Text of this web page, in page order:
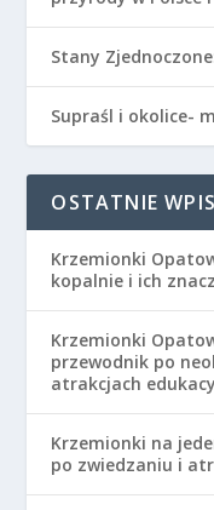
Stany
Supraśl i okolice-
OSTATNIE
Krzemionki
kopalnie i ich
Krzemionki
przewodnik po
atrakcjach
Krzemionki na
po zwiedzaniu i